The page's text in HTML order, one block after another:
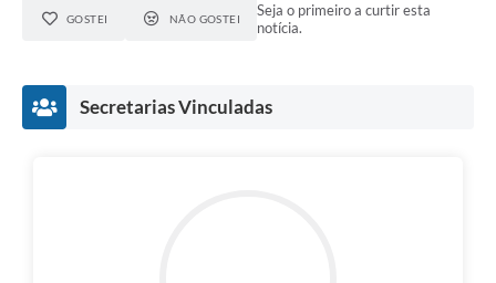
Enquete
Contato
GOSTEI NÃO GOSTEI
Seja o primeiro a curtir esta
notícia.
Secretarias Vinculadas